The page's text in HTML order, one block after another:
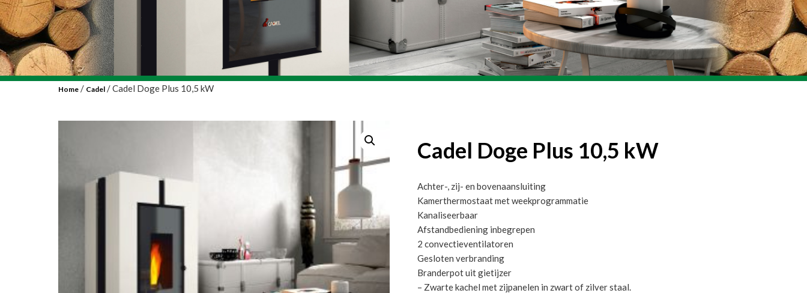
Home / Cadel / Cadel Doge Plus 10,5 kW
Cadel Doge Plus 10,5 kW
Achter-, zij- en bovenaansluiting
Kamerthermostaat met weekprogrammatie
Kanaliseerbaar
Afstandbediening inbegrepen
2 convectieventilatoren
Gesloten verbranding
Branderpot uit gietijzer
– Zwarte kachel met zijpanelen in zwart of zilver staal.